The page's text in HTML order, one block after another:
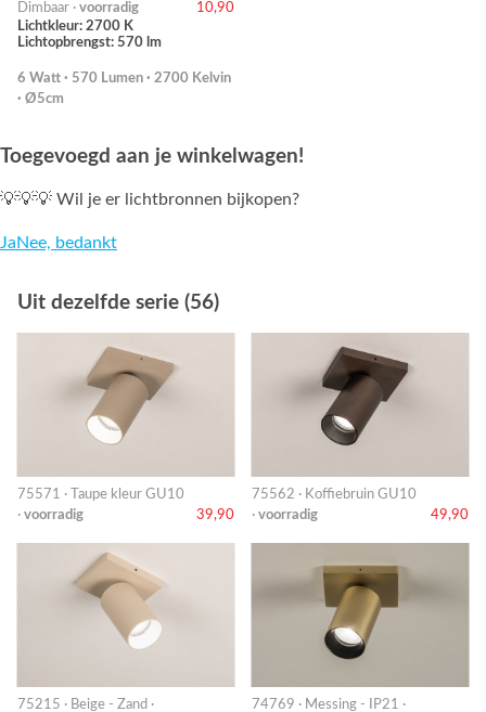
Dimbaar · voorradig
10,90
Lichtkleur: 2700 K
Lichtopbrengst: 570 lm
6 Watt · 570 Lumen · 2700 Kelvin
· Ø5cm
Toegevoegd aan je winkelwagen!
💡💡💡 Wil je er lichtbronnen bijkopen?
JaNee, bedankt
Uit dezelfde serie (56)
75571 · Taupe kleur GU10
· voorradig 39,90
75562 · Koffiebruin GU10
· voorradig 49,90
75215 · Beige - Zand ·
74769 · Messing - IP21 ·